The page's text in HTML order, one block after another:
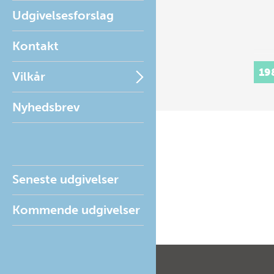
Udgivelsesforslag
Kontakt
Vilkår
Nyhedsbrev
Seneste udgivelser
Kommende udgivelser